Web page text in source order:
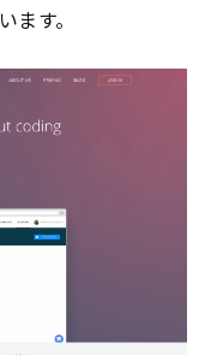
ます。